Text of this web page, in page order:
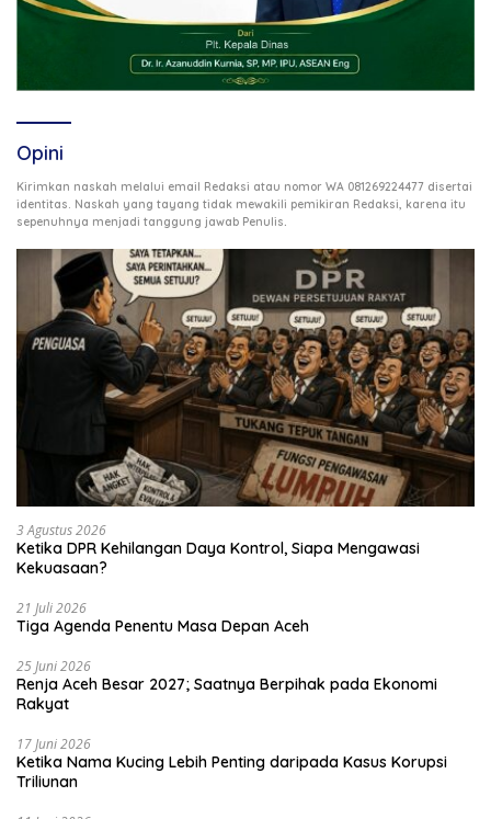
Opini
Kirimkan naskah melalui email Redaksi atau nomor WA 081269224477 disertai
identitas. Naskah yang tayang tidak mewakili pemikiran Redaksi, karena itu
sepenuhnya menjadi tanggung jawab Penulis
3 Agustus 2026
Ketika DPR Kehilangan Daya Kontrol, Siapa Mengawasi
Kekuasaan?
21 Juli 2026
Tiga Agenda Penentu Masa Depan Aceh
25 Juni 2026
Renja Aceh Besar 2027; Saatnya Berpihak pada Ekonomi
Rakyat
17 Juni 2026
Ketika Nama Kucing Lebih Penting daripada Kasus Korupsi
Triliunan